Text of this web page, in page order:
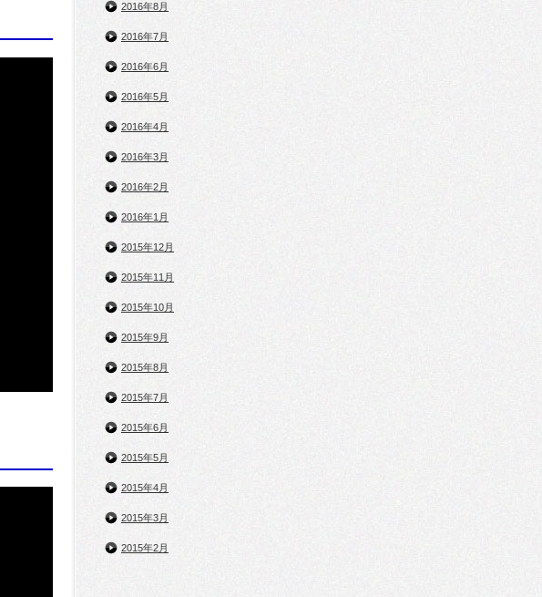
2016年8月
2016年7月
2016年6月
2016年5月
2016年4月
2016年3月
2016年2月
2016年1月
2015年12月
2015年11月
2015年10月
2015年9月
2015年8月
2015年7月
2015年6月
2015年5月
2015年4月
2015年3月
2015年2月